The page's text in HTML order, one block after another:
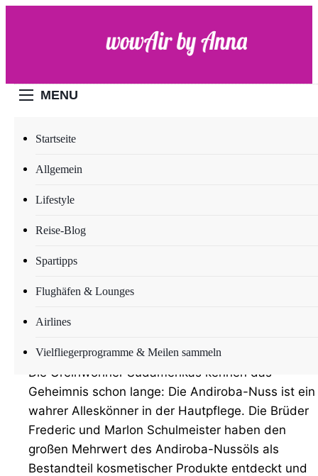
WOW-Air
MENU
Startseite
Allgemein
Lifestyle
Reise-Blog
Spartipps
Flughäfen & Lounges
Airlines
Vielfliegerprogramme & Meilen sammeln
LIFESTYLE
Frederic und Marlon
Schulmeister von
Fußkundig: Ihre
Hautpflegeserie mit dem
Alleskönner-Inhaltsstoff
Die Ureinwohner Südamerikas kennen das
Geheimnis schon lange: Die Andiroba-Nuss ist ein
wahrer Alleskönner in der Hautpflege. Die Brüder
Frederic und Marlon Schulmeister haben den
großen Mehrwert des Andiroba-Nussöls als
Bestandteil kosmetischer Produkte entdeckt und